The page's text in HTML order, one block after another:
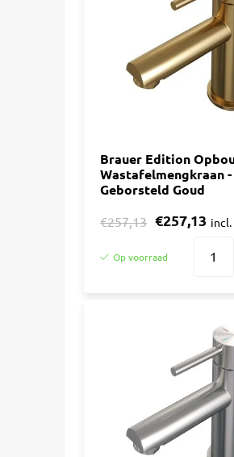
Siliconenkitten
Montagekitten
Toebehoren Kit
Brauer Edition
Wastafelmengkraan -
Geborsteld Goud
€257,13 €257,13 incl.
Op voorraad